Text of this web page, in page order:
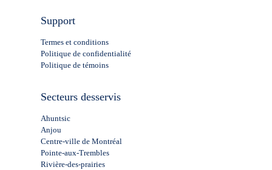
Support
Termes et conditions
Politique de confidentialité
Politique de témoins
Secteurs desservis
Ahuntsic
Anjou
Centre-ville de Montréal
Pointe-aux-Trembles
Rivière-des-prairies